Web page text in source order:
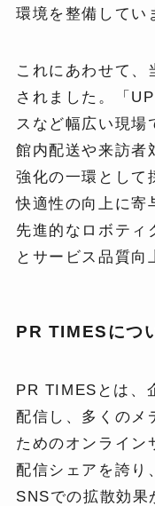
環境を整備してい
これにあわせて、
されました。「
スなど幅広い現場
館内配送や来訪者
強化の一環として
快適性の向上に寄
先進的なロボティ
とサービス品質向
PR TIMESにつ
PR TIMESとは、
配信し、多くのメ
ためのオンライン
配信シェアを誇り
SNSでの拡散効果